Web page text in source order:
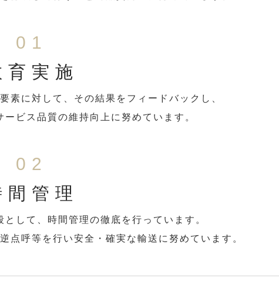
01
育実施
素に対して、その結果をフィードバックし、
ビス品質の維持向上に努めています。
02
間管理
して、時間管理の徹底を行っています。
点呼等を行い安全・確実な輸送に努めています。